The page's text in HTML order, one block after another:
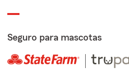
Seguro para mascotas